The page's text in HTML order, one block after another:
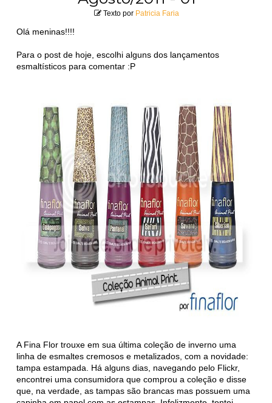
Texto por Patricia Faria
Olá meninas!!!!
Para o post de hoje, escolhi alguns dos lançamentos
esmaltísticos para comentar :P
A Fina Flor trouxe em sua última coleção de inverno uma
linha de esmaltes cremosos e metalizados, com a novidade:
tampa estampada. Há alguns dias, navegando pelo Flickr,
encontrei uma consumidora que comprou a coleção e disse
que, na verdade, as tampas são brancas mas possuem uma